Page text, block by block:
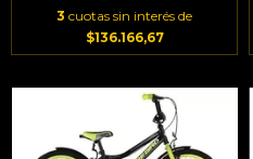
3 cuotas sin interés de
$136.166,67